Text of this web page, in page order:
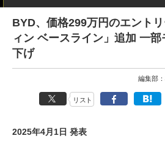
BYD、価格299万円のエント
ィン ベースライン」追加 一
下げ
編集部
リスト
2025年4月1日 発表